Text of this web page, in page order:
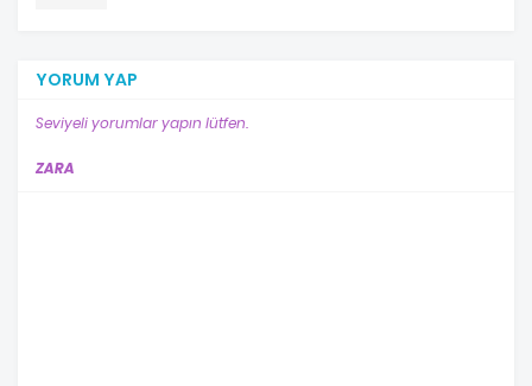
YORUM YAP
Seviyeli yorumlar yapın lütfen.
ZARA